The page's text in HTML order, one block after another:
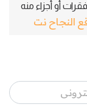
أو أجزاء منه
النجاح نت